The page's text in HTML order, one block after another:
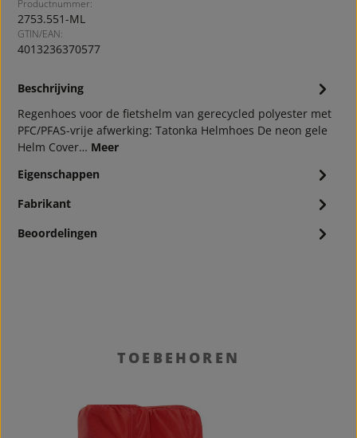
Productnummer:
2753.551-ML
GTIN/EAN:
4013236370577
Beschrijving
Regenhoes voor de fietshelm van gerecycled polyester met
PFC/PFAS-vrije afwerking: Tatonka Helmhoes De neon gele
Helm Cover… Meer
Eigenschappen
Fabrikant
Beoordelingen
Productgalerij overslaanTOEBEHOREN